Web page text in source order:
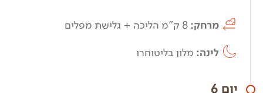
מרחק:8 ק"מ הליכה + גלישת מפלים
לינה: מלון בליטוחרו
יום 6